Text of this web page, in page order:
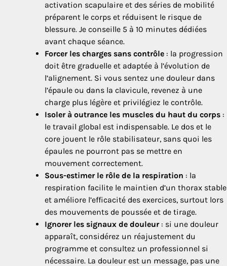
activation scapulaire et des séries de mobilité
préparent le corps et réduisent le risque de
blessure. Je conseille 5 à 10 minutes dédiées
avant chaque séance.
Forcer les charges sans contrôle : la progression
doit être graduelle et adaptée à l’évolution de
l’alignement. Si vous sentez une douleur dans
l’épaule ou dans la clavicule, revenez à une
charge plus légère et privilégiez le contrôle.
Isoler à outrance les muscles du haut du corps :
le travail global est indispensable. Le dos et le
core jouent le rôle stabilisateur, sans quoi les
épaules ne pourront pas se mettre en
mouvement correctement.
Sous-estimer le rôle de la respiration : la
respiration facilite le maintien d’un thorax stable
et améliore l’efficacité des exercices, surtout lors
des mouvements de poussée et de tirage.
Ignorer les signaux de douleur: si une douleur
apparaît, considérez un réajustement du
programme et consultez un professionnel si
nécessaire. La douleur est un message, pas une